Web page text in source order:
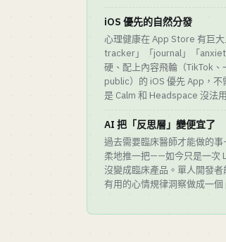
iOS 優先的自然分發
心理健康在 App Store 有巨
tracker」「journal」「
硬、配上內容飛輪（TikTok
public）的 iOS 優先 App，
是 Calm 和 Headspace 沒法
AI 把「反思層」變便宜了
過去需要臨床醫師才能做的
柔地推一把——如今只是一次
沒變成臨床產品。單人開發
有用的心情規律洞察做成一個